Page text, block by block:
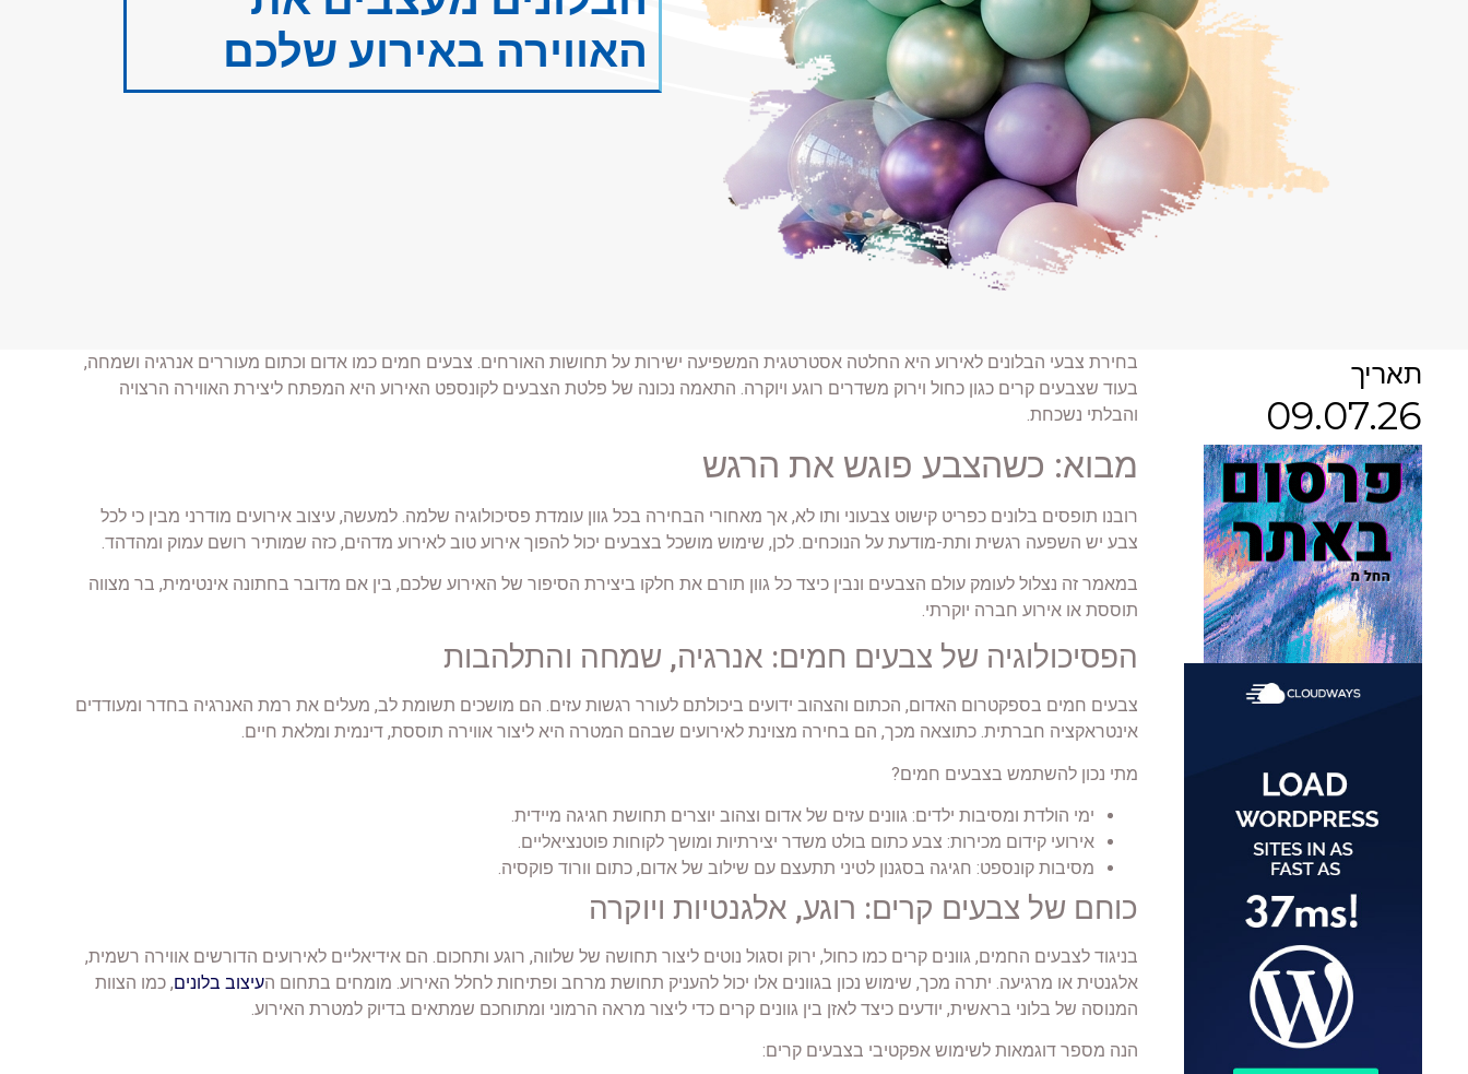
האווירה באירוע שלכם
תאריך
09.07.26
בחירת צבעי הבלונים לאירוע היא החלטה אסטרטגית המשפיעה ישירות על תחושות האורחים. צבעים חמים כמו אדום וכתום מעוררים אנרגיה ושמחה,
בעוד שצבעים קרים כגון כחול וירוק משדרים רוגע ויוקרה. התאמה נכונה של פלטת הצבעים לקונספט האירוע היא המפתח ליצירת האווירה הרצויה
והבלתי נשכחת.
מבוא: כשהצבע פוגש את הרגש
רובנו תופסים בלונים כפריט קישוט צבעוני ותו לא, אך מאחורי הבחירה בכל גוון עומדת פסיכולוגיה שלמה. למעשה, עיצוב אירועים מודרני מבין כי לכל
צבע יש השפעה רגשית ותת-מודעת על הנוכחים. לכן, שימוש מושכל בצבעים יכול להפוך אירוע טוב לאירוע מדהים, כזה שמותיר רושם עמוק ומהדהד.
במאמר זה נצלול לעומק עולם הצבעים ונבין כיצד כל גוון תורם את חלקו ביצירת הסיפור של האירוע שלכם, בין אם מדובר בחתונה אינטימית, בר מצווה
תוססת או אירוע חברה יוקרתי.
הפסיכולוגיה של צבעים חמים: אנרגיה, שמחה והתלהבות
צבעים חמים בספקטרום האדום, הכתום והצהוב ידועים ביכולתם לעורר רגשות עזים. הם מושכים תשומת לב, מעלים את רמת האנרגיה בחדר ומעודדים
אינטראקציה חברתית. כתוצאה מכך, הם בחירה מצוינת לאירועים שבהם המטרה היא ליצור אווירה תוססת, דינמית ומלאת חיים.
מתי נכון להשתמש בצבעים חמים?
ימי הולדת ומסיבות ילדים: גוונים עזים של אדום וצהוב יוצרים תחושת חגיגה מיידית.
אירועי קידום מכירות: צבע כתום בולט משדר יצירתיות ומושך לקוחות פוטנציאליים.
מסיבות קונספט: חגיגה בסגנון לטיני תתעצם עם שילוב של אדום, כתום וורוד פוקסיה.
כוחם של צבעים קרים: רוגע, אלגנטיות ויוקרה
בניגוד לצבעים החמים, גוונים קרים כמו כחול, ירוק וסגול נוטים ליצור תחושה של שלווה, רוגע ותחכום. הם אידיאליים לאירועים הדורשים אווירה רשמית,
אלגנטית או מרגיעה. יתרה מכך, שימוש נכון בגוונים אלו יכול להעניק תחושת מרחב ופתיחות לחלל האירוע. מומחים בתחום העיצוב בלונים, כמו הצוות
המנוסה של בלוני בראשית, יודעים כיצד לאזן בין גוונים קרים כדי ליצור מראה הרמוני ומתוחכם שמתאים בדיוק למטרת האירוע.
הנה מספר דוגמאות לשימוש אפקטיבי בצבעים קרים: